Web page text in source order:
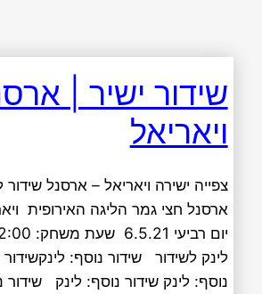
שידור ישיר |
ויאריאל
צפייה ישירה ויאריאל – ארסנל שידור
ארסנל חצי גמר הליגה האירופית
לינק לשידור שידור נוסף: לינקשידור
נוסף: לינק שידור נוסף: לינק שידור